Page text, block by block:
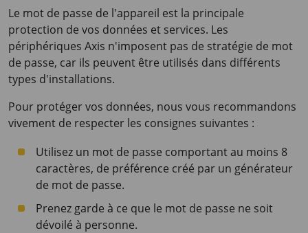
Le mot de passe de l'appareil est la principale
protection de vos données et services. Les
périphériques Axis n'imposent pas de stratégie de mot
de passe, car ils peuvent être utilisés dans différents
types d'installations.
Pour protéger vos données, nous vous recommandons
vivement de respecter les consignes suivantes :
Utilisez un mot de passe comportant au moins 8
caractères, de préférence créé par un générateur
de mot de passe.
Prenez garde à ce que le mot de passe ne soit
dévoilé à personne.